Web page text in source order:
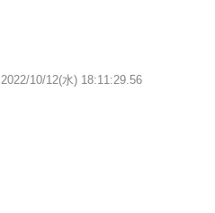
2022/10/12(水) 18:11:29.56